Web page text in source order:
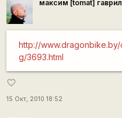
максим [tomat]
http://
g/3693.html
favorite_border
15 Окт, 2010 18:52